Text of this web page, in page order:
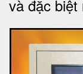
và đặc biệt